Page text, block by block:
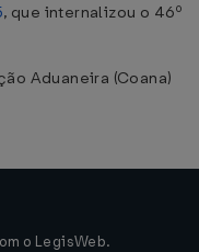
, que internalizou o 46º
Aduaneira (Coana)
o LegisWeb.